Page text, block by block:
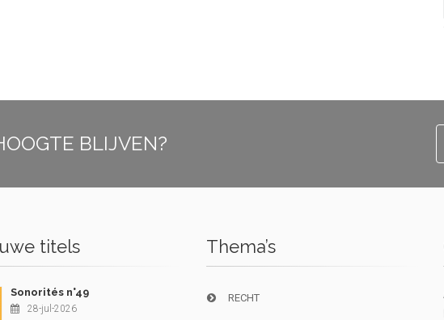
BLIJVEN?
titels
Sonorités n°49
28-jul-2026
Thema’s
RECHT